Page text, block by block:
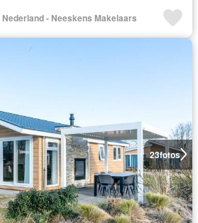
- Neeskens Makelaars
23fotos